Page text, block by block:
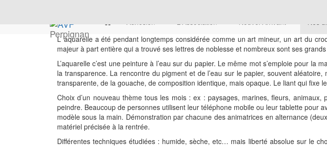
Perpignan
Adhésion L'Association Nouvel Arrivant Nos
L’ aquarelle a été pendant longtemps considérée comme un art mineur, un art du
majeur à part entière qui a trouvé ses lettres de noblesse et nombreux sont ses
L’aquarelle c’est une peinture à l’eau sur du papier. Le même mot s’emploie pour
la transparence. La rencontre du pigment et de l’eau sur le papier, souvent
transparente, de la gouache, de composition identique, mais opaque. Le liant qui
Choix d’un nouveau thème tous les mois : ex : paysages, marines, fleurs,
peindre. Beaucoup de personnes utilisent leur téléphone mobile ou leur tablette pour
modèle sous la main. Démonstration par chacune des animatrices en alternance
matériel précisée à la rentrée.
Différentes techniques étudiées : humide, sèche, etc… mais liberté absolue sur le